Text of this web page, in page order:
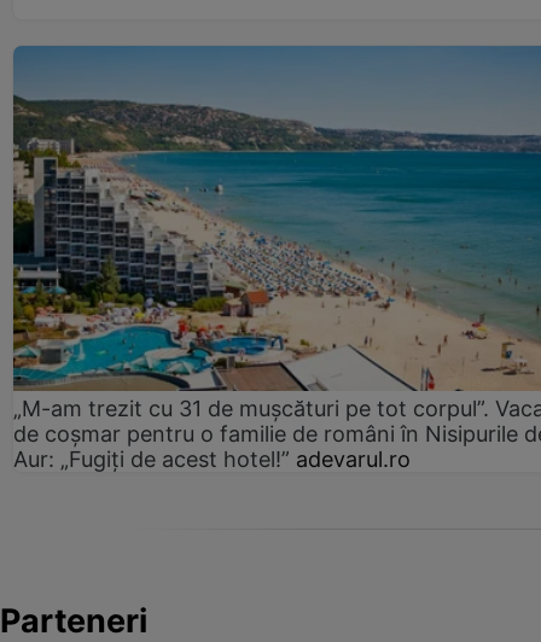
„M-am trezit cu 31 de mușcături pe tot corpul”.
de coșmar pentru o familie de români în Nisipurile
Aur: „Fugiți de acest hotel!” adevarul.ro
Parteneri